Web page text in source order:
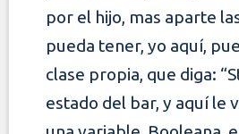
por el hijo, mas aparte
pueda tener, yo aquí,
clase propia, que diga:
estado del bar, y aquí le